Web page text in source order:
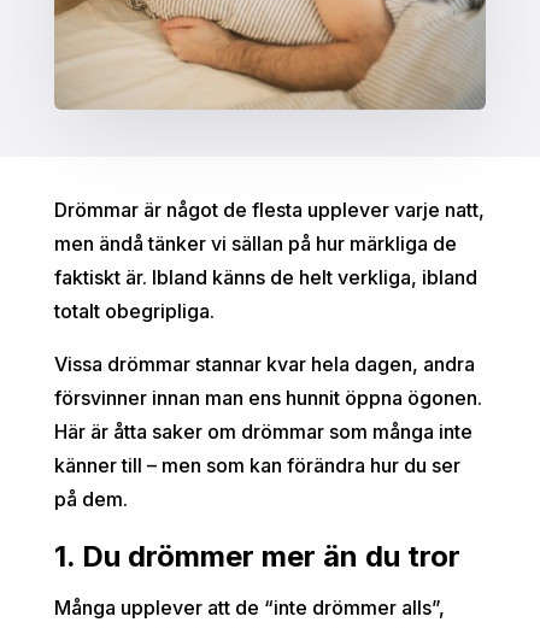
Drömmar är något de flesta upplever varje natt,
men ändå tänker vi sällan på hur märkliga de
faktiskt är. Ibland känns de helt verkliga, ibland
totalt obegripliga.
Vissa drömmar stannar kvar hela dagen, andra
försvinner innan man ens hunnit öppna ögonen.
Här är åtta saker om drömmar som många inte
känner till – men som kan förändra hur du ser
på dem.
1. Du drömmer mer än du tror
Många upplever att de “inte drömmer alls”,